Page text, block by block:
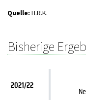
Quelle: H.R.K.
Bisherige
2021/22